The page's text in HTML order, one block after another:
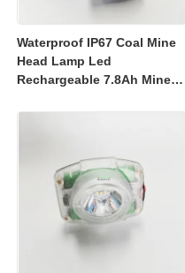
Waterproof IP67 Coal Mine
Head Lamp Led
Rechargeable 7.8Ah Miner